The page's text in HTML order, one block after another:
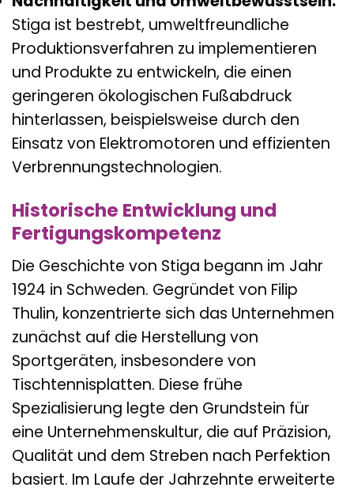
Stiga ist bestrebt, umweltfreundliche
Produktionsverfahren zu implementieren
und Produkte zu entwickeln, die einen
geringeren ökologischen Fußabdruck
hinterlassen, beispielsweise durch den
Einsatz von Elektromotoren und effizienten
Verbrennungstechnologien.
Historische Entwicklung und
Fertigungskompetenz
Die Geschichte von Stiga begann im Jahr
1924 in Schweden. Gegründet von Filip
Thulin, konzentrierte sich das Unternehmen
zunächst auf die Herstellung von
Sportgeräten, insbesondere von
Tischtennisplatten. Diese frühe
Spezialisierung legte den Grundstein für
eine Unternehmenskultur, die auf Präzision,
Qualität und dem Streben nach Perfektion
basiert. Im Laufe der Jahrzehnte erweiterte